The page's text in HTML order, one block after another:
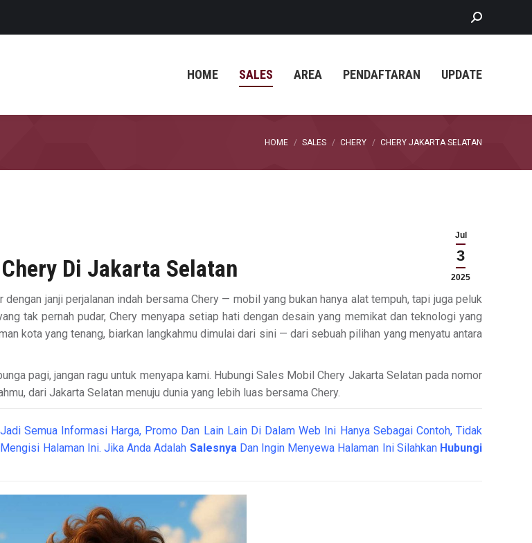
Search:
HOME SALES AREA PENDAFTARAN UPDATE
You are here:
HOME SALES CHERY CHERY JAKARTA SELATAN
Jul
3
2025
Di Jakarta Selatan
janji perjalanan indah bersama Chery — mobil yang bukan hanya alat tempuh, tapi juga peluk
tak pernah pudar, Chery menyapa setiap hati dengan desain yang memikat dan teknologi yang
kota yang tenang, biarkan langkahmu dimulai dari sini — dari sebuah pilihan yang menyatu antara
pagi, jangan ragu untuk menyapa kami. Hubungi Sales Mobil Chery Jakarta Selatan pada nomor
dari Jakarta Selatan menuju dunia yang lebih luas bersama Chery.
Semua Informasi Harga, Promo Dan Lain Lain Di Dalam Web Ini Hanya Sebagai Contoh, Tidak
Halaman Ini. Jika Anda Adalah SalesnyaDan Ingin Menyewa Halaman Ini Silahkan Hubungi